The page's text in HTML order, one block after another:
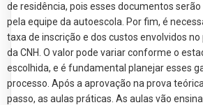
de residência, pois esses documentos
pela equipe da autoescola. Por fim, é
taxa de inscrição e dos custos envolvidos
da CNH. O valor pode variar conforme o
escolhida, e é fundamental planejar esses
processo. Após a aprovação na prova
passo, as aulas práticas. As aulas vão